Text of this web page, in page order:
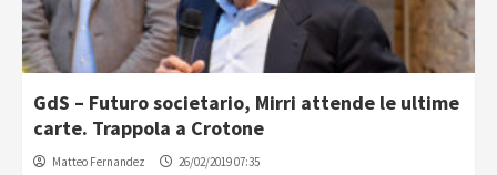
GdS – Futuro societario, Mirri attende le ultime
carte. Trappola a Crotone
Matteo Fernandez 26/02/2019 07:35